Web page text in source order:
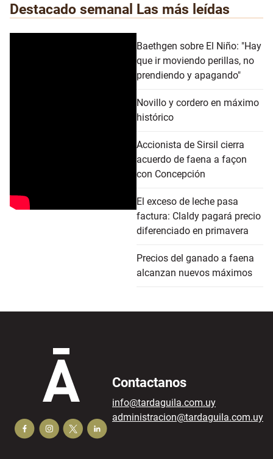
Destacado semanal Las más leídas
Baethgen sobre El Niño: "Hay
que ir moviendo perillas, no
prendiendo y apagando"
Novillo y cordero en máximo
histórico
Accionista de Sirsil cierra
acuerdo de faena a façon
con Concepción
El exceso de leche pasa
factura: Claldy pagará precio
diferenciado en primavera
Precios del ganado a faena
alcanzan nuevos máximos
Contactanos
info@tardaguila.com.uy
administracion@tardaguila.com.uy